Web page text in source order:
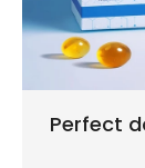
Perfect